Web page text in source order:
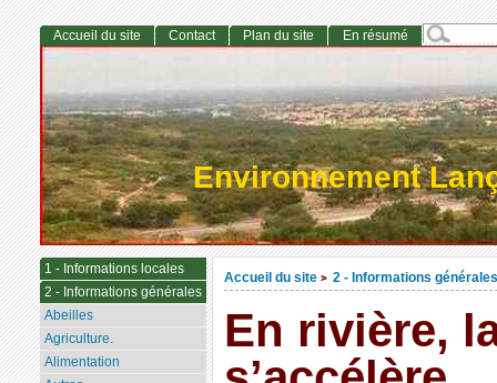
Environnement
Accueil du site > 2 - Informations générales
En rivière,
Accueil du site Contact Plan du site En résumé
1 - Informations locales
2 - Informations générales
Abeilles
Agriculture.
Alimentation